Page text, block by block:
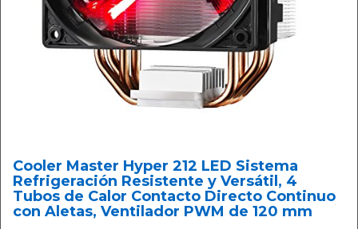
Cooler Master Hyper 212 LED Sistema
Refrigeración Resistente y Versátil, 4
Tubos de Calor Contacto Directo Continuo
con Aletas, Ventilador PWM de 120 mm